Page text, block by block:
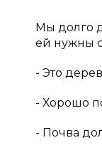
Мы долго
ей нужны
- Это
- Хорошо
- Почва